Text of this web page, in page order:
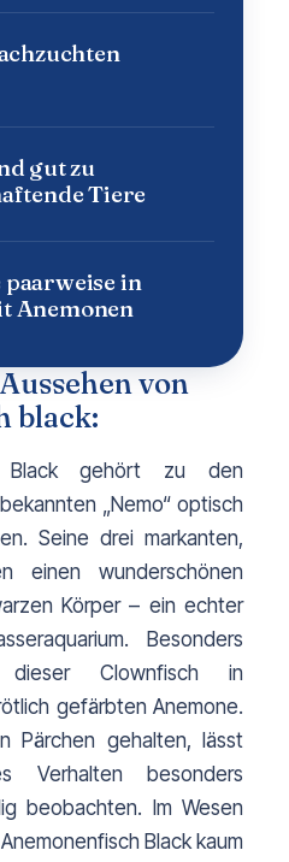
gut zu
Tiere
in
Anemonen
von
black:
Black gehört zu den
„Nemo“ optisch
Seine drei markanten,
einen wunderschönen
Körper – ein echter
Besonders
dieser Clownfisch in
gefärbten Anemone.
Pärchen gehalten, lässt
Verhalten besonders
beobachten.
Im Wesen
Black kaum